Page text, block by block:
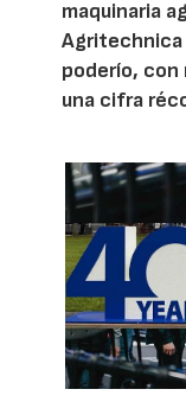
maquinaria
Agritechnica
poderío,
una cifra